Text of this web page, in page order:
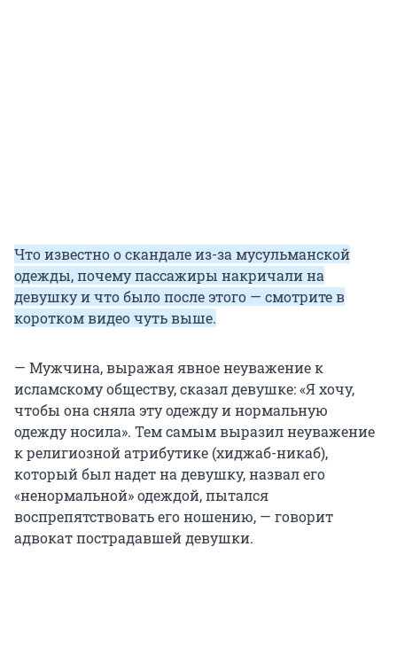
Что известно о скандале из-за мусульманской
одежды, почему пассажиры накричали на
девушку и что было после этого — смотрите в
коротком видео чуть выше.
— Мужчина, выражая явное неуважение к
исламскому обществу, сказал девушке: «Я хочу,
чтобы она сняла эту одежду и нормальную
одежду носила». Тем самым выразил неуважение
к религиозной атрибутике (хиджаб-никаб),
который был надет на девушку, назвал его
«ненормальной» одеждой, пытался
воспрепятствовать его ношению, — говорит
адвокат пострадавшей девушки.